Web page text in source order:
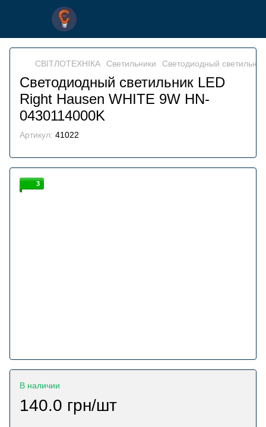
СВІТЛОТЕХНІКА Светильники Светодиодный
Светодиодный светильник LED
Right Hausen WHITE 9W HN-
0430114000K
Артикул: 41022
3
В наличии
140.0 грн/шт